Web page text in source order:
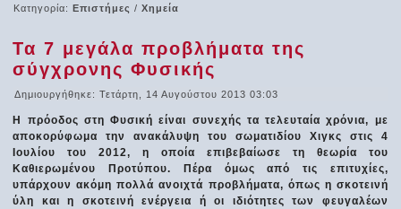
Κατηγορία:Επιστήμες /Χημεία
Τα 7 μεγάλα προβλήματα της
σύγχρονης Φυσικής
Δημιουργήθηκε: Τετάρτη, 14 Αυγούστου 2013 03:03
Η πρόοδος στη Φυσική είναι συνεχής τα τελευταία χρόνια, με
αποκορύφωμα την ανακάλυψη του σωματιδίου Χιγκς στις 4
Ιουλίου του 2012, η οποία επιβεβαίωσε τη θεωρία του
Καθιερωμένου Προτύπου. Πέρα όμως από τις επιτυχίες,
υπάρχουν ακόμη πολλά ανοιχτά προβλήματα, όπως η σκοτεινή
ύλη και η σκοτεινή ενέργεια ή οι ιδιότητες των φευγαλέων